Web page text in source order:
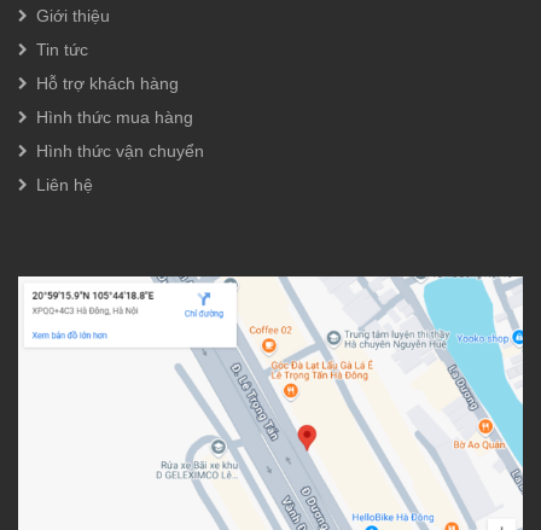
Giới thiệu
Tin tức
Hỗ trợ khách hàng
Hình thức mua hàng
Hình thức vận chuyển
Liên hệ